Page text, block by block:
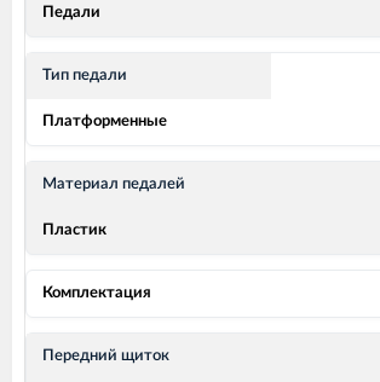
Педали
Тип педали
Платформенные
Материал педалей
Пластик
Комплектация
Передний щиток